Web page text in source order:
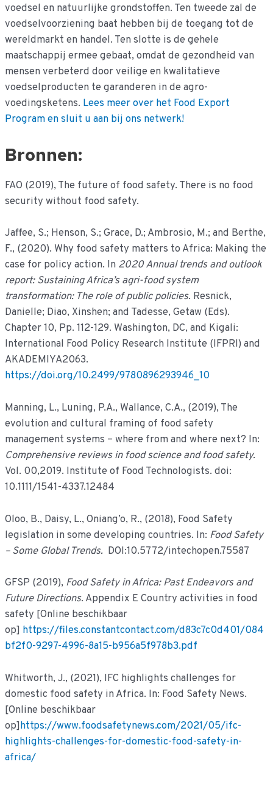
voedsel en natuurlijke grondstoffen. Ten tweede zal de
voedselvoorziening baat hebben bij de toegang tot de
wereldmarkt en handel. Ten slotte is de gehele
maatschappij ermee gebaat, omdat de gezondheid van
mensen verbeterd door veilige en kwalitatieve
voedselproducten te garanderen in de agro-
voedingsketens. Lees meer over het Food Export
Program en sluit u aan bij ons netwerk!
Bronnen:
FAO (2019), The future of food safety. There is no food
security without food safety.
Jaffee, S.; Henson, S.; Grace, D.; Ambrosio, M.; and Berthe,
F., (2020). Why food safety matters to Africa: Making the
case for policy action. In 2020 Annual trends and outlook
report: Sustaining Africa’s agri-food system
transformation: The role of public policies. Resnick,
Danielle; Diao, Xinshen; and Tadesse, Getaw (Eds).
Chapter 10, Pp. 112-129. Washington, DC, and Kigali:
International Food Policy Research Institute (IFPRI) and
AKADEMIYA2063.
https://doi.org/10.2499/9780896293946_10
Manning, L., Luning, P.A., Wallance, C.A., (2019), The
evolution and cultural framing of food safety
management systems – where from and where next? In:
Comprehensive reviews in food science and food safety.
Vol. 00,2019. Institute of Food Technologists. doi:
10.1111/1541-4337.12484
Oloo, B., Daisy, L., Oniang’o, R., (2018), Food Safety
legislation in some developing countries. In: Food Safety
– Some Global Trends. DOI:10.5772/intechopen.75587
GFSP (2019), Food Safety in Africa: Past Endeavors and
Future Directions. Appendix E Country activities in food
safety [Online beschikbaar
op] https://files.constantcontact.com/d83c7c0d401/084
bf2f0-9297-4996-8a15-b956a5f978b3.pdf
Whitworth, J., (2021), IFC highlights challenges for
domestic food safety in Africa. In: Food Safety News.
[Online beschikbaar
op]https://www.foodsafetynews.com/2021/05/ifc-
highlights-challenges-for-domestic-food-safety-in-
africa/